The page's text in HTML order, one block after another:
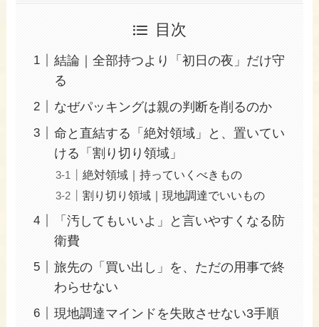
目次
結論｜全部持つより「初日の夜」だけ守
る
なぜパッキングは親の判断を削るのか
命と直結する「絶対領域」と、置いてい
ける「割り切り領域」
絶対領域｜持っていくべきもの
割り切り領域｜現地調達でいいもの
「汚してもいいよ」と言いやすくなる防
衛費
旅先の「買い出し」を、ただの用事で終
わらせない
現地調達マインドを失敗させない3手順